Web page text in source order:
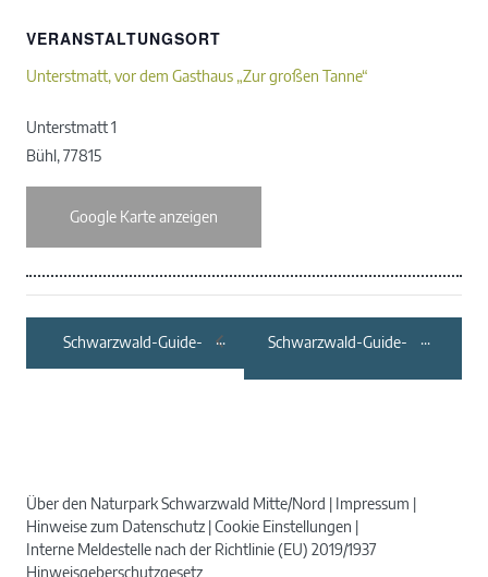
VERANSTALTUNGSORT
Unterstmatt, vor dem Gasthaus „Zur großen Tanne“
Unterstmatt 1
Bühl,77815
Google Karte anzeigen
Schwarzwald-Guide-
Schwarzwald-Guide-
Ein Spaziergang zum
Über den Naturpark Schwarzwald Mitte/Nord
Impressum
Hinweise zum Datenschutz Cookie Einstellungen
Interne Meldestelle nach der Richtlinie (EU) 2019/1937
Hinweisgeberschutzgesetz